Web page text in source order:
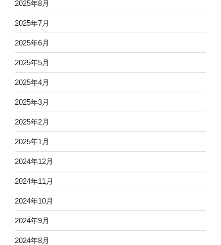
2025年8月
2025年7月
2025年6月
2025年5月
2025年4月
2025年3月
2025年2月
2025年1月
2024年12月
2024年11月
2024年10月
2024年9月
2024年8月